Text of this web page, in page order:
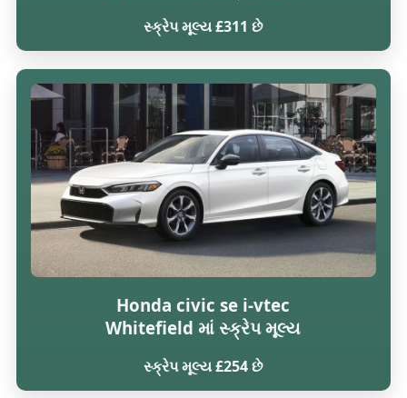
સ્ક્રેપ મૂલ્ય £311 છે
Honda civic se i-vtec
Whitefield માં સ્ક્રેપ મૂલ્ય
સ્ક્રેપ મૂલ્ય £254 છે